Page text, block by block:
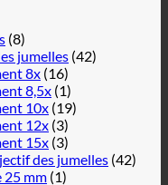
(8)
jumelles (42)
8x (16)
8,5x (1)
10x (19)
12x (3)
15x (3)
des jumelles (42)
25 mm (1)